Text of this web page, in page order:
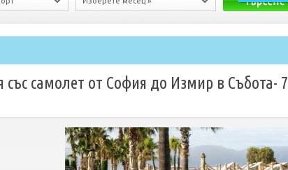
самолет от София до Измир в Събота- 7